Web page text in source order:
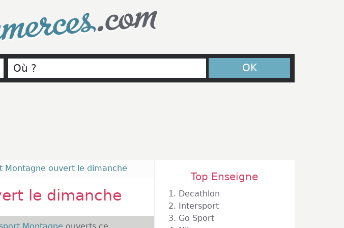
.com
OK
Montagne ouvert le dimanche
le dimanche
Top Enseigne
1. Decathlon
2. Intersport
3. Go Sport